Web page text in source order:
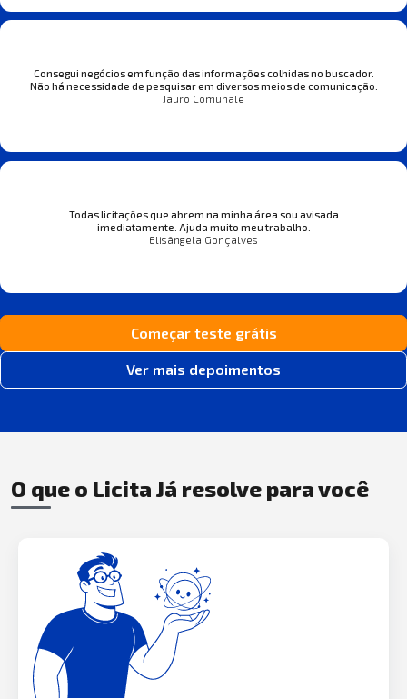
Consegui negócios em função das informações colhidas no buscador.
Não há necessidade de pesquisar em diversos meios de comunicação.
Jauro Comunale
Todas licitações que abrem na minha área sou avisada
imediatamente. Ajuda muito meu trabalho.
Elisângela Gonçalves
Começar teste grátis
Ver mais depoimentos
O que o Licita Já resolve para você